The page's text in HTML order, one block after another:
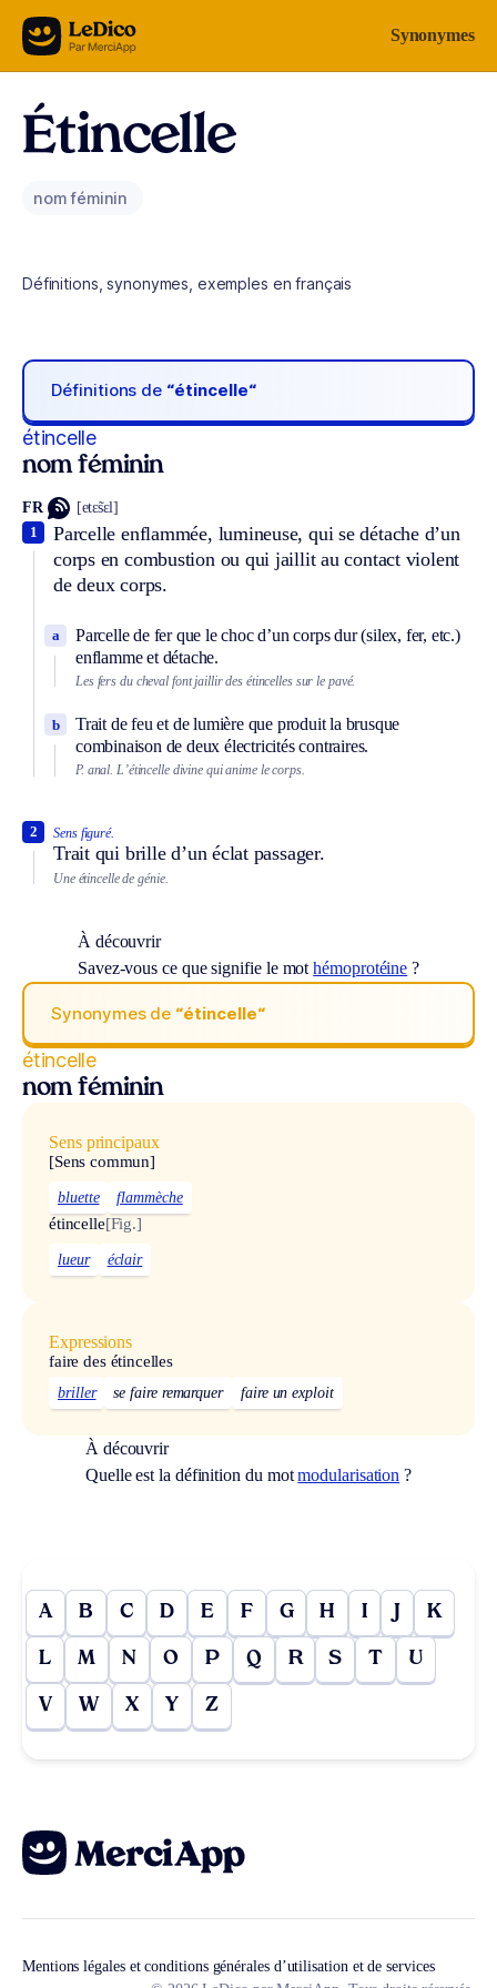
Aller au contenu Synonymes
Étincelle
nom féminin
Définitions, synonymes, exemples en français
Définitions de “étincelle“
étincelle
nom féminin
FR [etɛ̃sɛl]
Parcelle enflammée, lumineuse, qui se détache d’un
corps en combustion ou qui jaillit au contact violent
de deux corps.
1
Parcelle de fer que le choc d’un corps dur (silex, fer, etc.)
enflamme et détache.
a
Les fers du cheval font jaillir des étincelles sur le pavé.
Trait de feu et de lumière que produit la brusque
combinaison de deux électricités contraires.
b
P. anal. L’étincelle divine qui anime le corps.
Sens figuré.
Trait qui brille d’un éclat passager.
2
Une étincelle de génie.
À découvrir
Savez-vous ce que signifie le mothémoprotéine ?
Synonymes de “étincelle“
étincelle
nom féminin
Sens principaux
[Sens commun]
bluette flammèche
étincelle[Fig.]
lueur éclair
Expressions
faire des étincelles
briller se faire remarquer faire un exploit
À découvrir
Quelle est la définition du motmodularisation ?
A B C D E F G H I J K
L M N O P Q R S T U
V W X Y Z
Mentions légales et conditions générales d’utilisation et de services